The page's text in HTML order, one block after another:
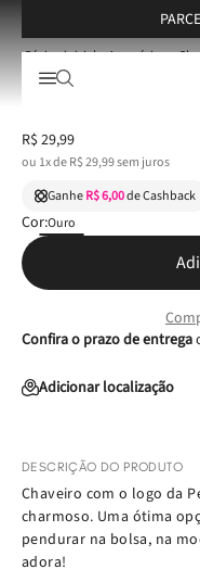
Acessórios
Chaveiro Petite Jolie
R$ 29,99
ou 1x deR$29,99sem juros
GanheR$ 6,00de Cashback
Cor:Ouro
Confira o prazo de entrega
Adicionar localização
DESCRIÇÃO DO PRODUTO
Chaveiro com o logo da
charmoso. Uma ótima
pendurar na bolsa, na
adora!